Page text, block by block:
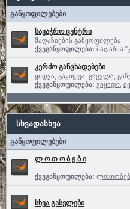
განყოფილებები
სავაჭრო ცენტრი
მაღაზიების განყოფილება
ქვეგანყოფილება: მაღაზია
კერძო განცხადებები
ყიდვა, გაყიდვა, გაცვლა,
ქვეგანყოფილება: ვიყიდი
სხვადასხვა
განყოფილებები
ლ ო თ ო ბ ე ბ ი
ქვეგანყოფილება:
სხვა გასვლები